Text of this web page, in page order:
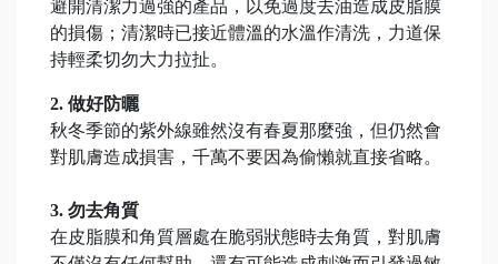
避開清潔力過強的產品，以免過度去油造成皮脂膜
的損傷；清潔時已接近體溫的水溫作清洗，力道保
持輕柔切勿大力拉扯。
2. 做好防曬
秋冬季節的紫外線雖然沒有春夏那麼強，但仍然會
對肌膚造成損害，千萬不要因為偷懶就直接省略。
3. 勿去角質
在皮脂膜和角質層處在脆弱狀態時去角質，對肌膚